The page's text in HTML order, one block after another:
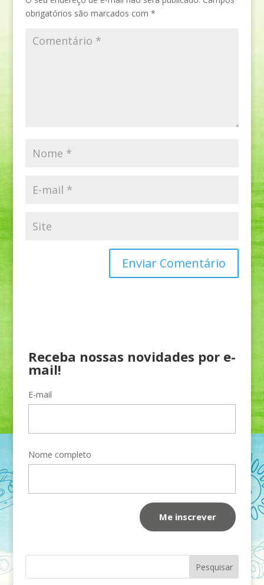
obrigatórios são marcados com *
Receba nossas novidades por e-
mail!
E-mail
Nome completo